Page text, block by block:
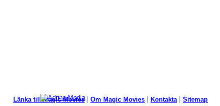
Länka till Magic Movies| Om Magic Movies | Kontakta | Sitemap